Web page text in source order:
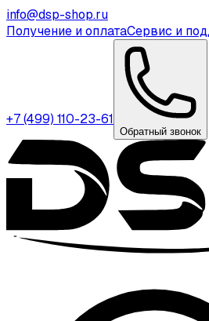
info@dsp-shop.ru
Получение и оплатаСервис и
+7 (499) 110-23-61
Обратный звонок